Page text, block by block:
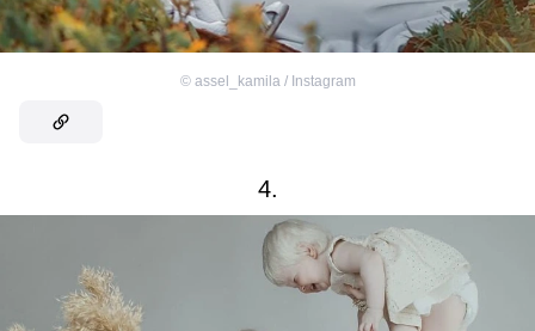
© assel_kamila / Instagram
4.